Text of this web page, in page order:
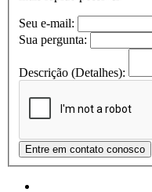
Seu e-mail:
Sua pergunta:
Descrição (Detalhes):